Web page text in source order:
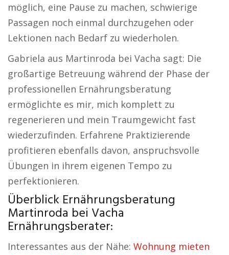
möglich, eine Pause zu machen, schwierige
Passagen noch einmal durchzugehen oder
Lektionen nach Bedarf zu wiederholen.
Gabriela aus Martinroda bei Vacha sagt: Die
großartige Betreuung während der Phase der
professionellen Ernährungsberatung
ermöglichte es mir, mich komplett zu
regenerieren und mein Traumgewicht fast
wiederzufinden. Erfahrene Praktizierende
profitieren ebenfalls davon, anspruchsvolle
Übungen in ihrem eigenen Tempo zu
perfektionieren.
Überblick Ernährungsberatung
Martinroda bei Vacha
Ernährungsberater:
Interessantes aus der Nähe: Wohnung mieten